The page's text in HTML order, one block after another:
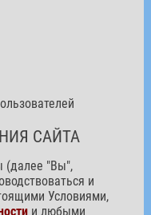
САЙТА
(далее "Вы",
и
Условиями,
и любыми